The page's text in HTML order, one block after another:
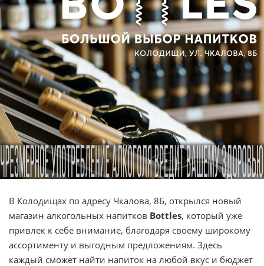
В Колодищах по адресу Чкалова, 8Б, открылся новый
магазин алкогольных напитков Bottles, который уже
привлек к себе внимание, благодаря своему широкому
ассортименту и выгодным предложениям. Здесь
каждый сможет найти напиток на любой вкус и бюджет